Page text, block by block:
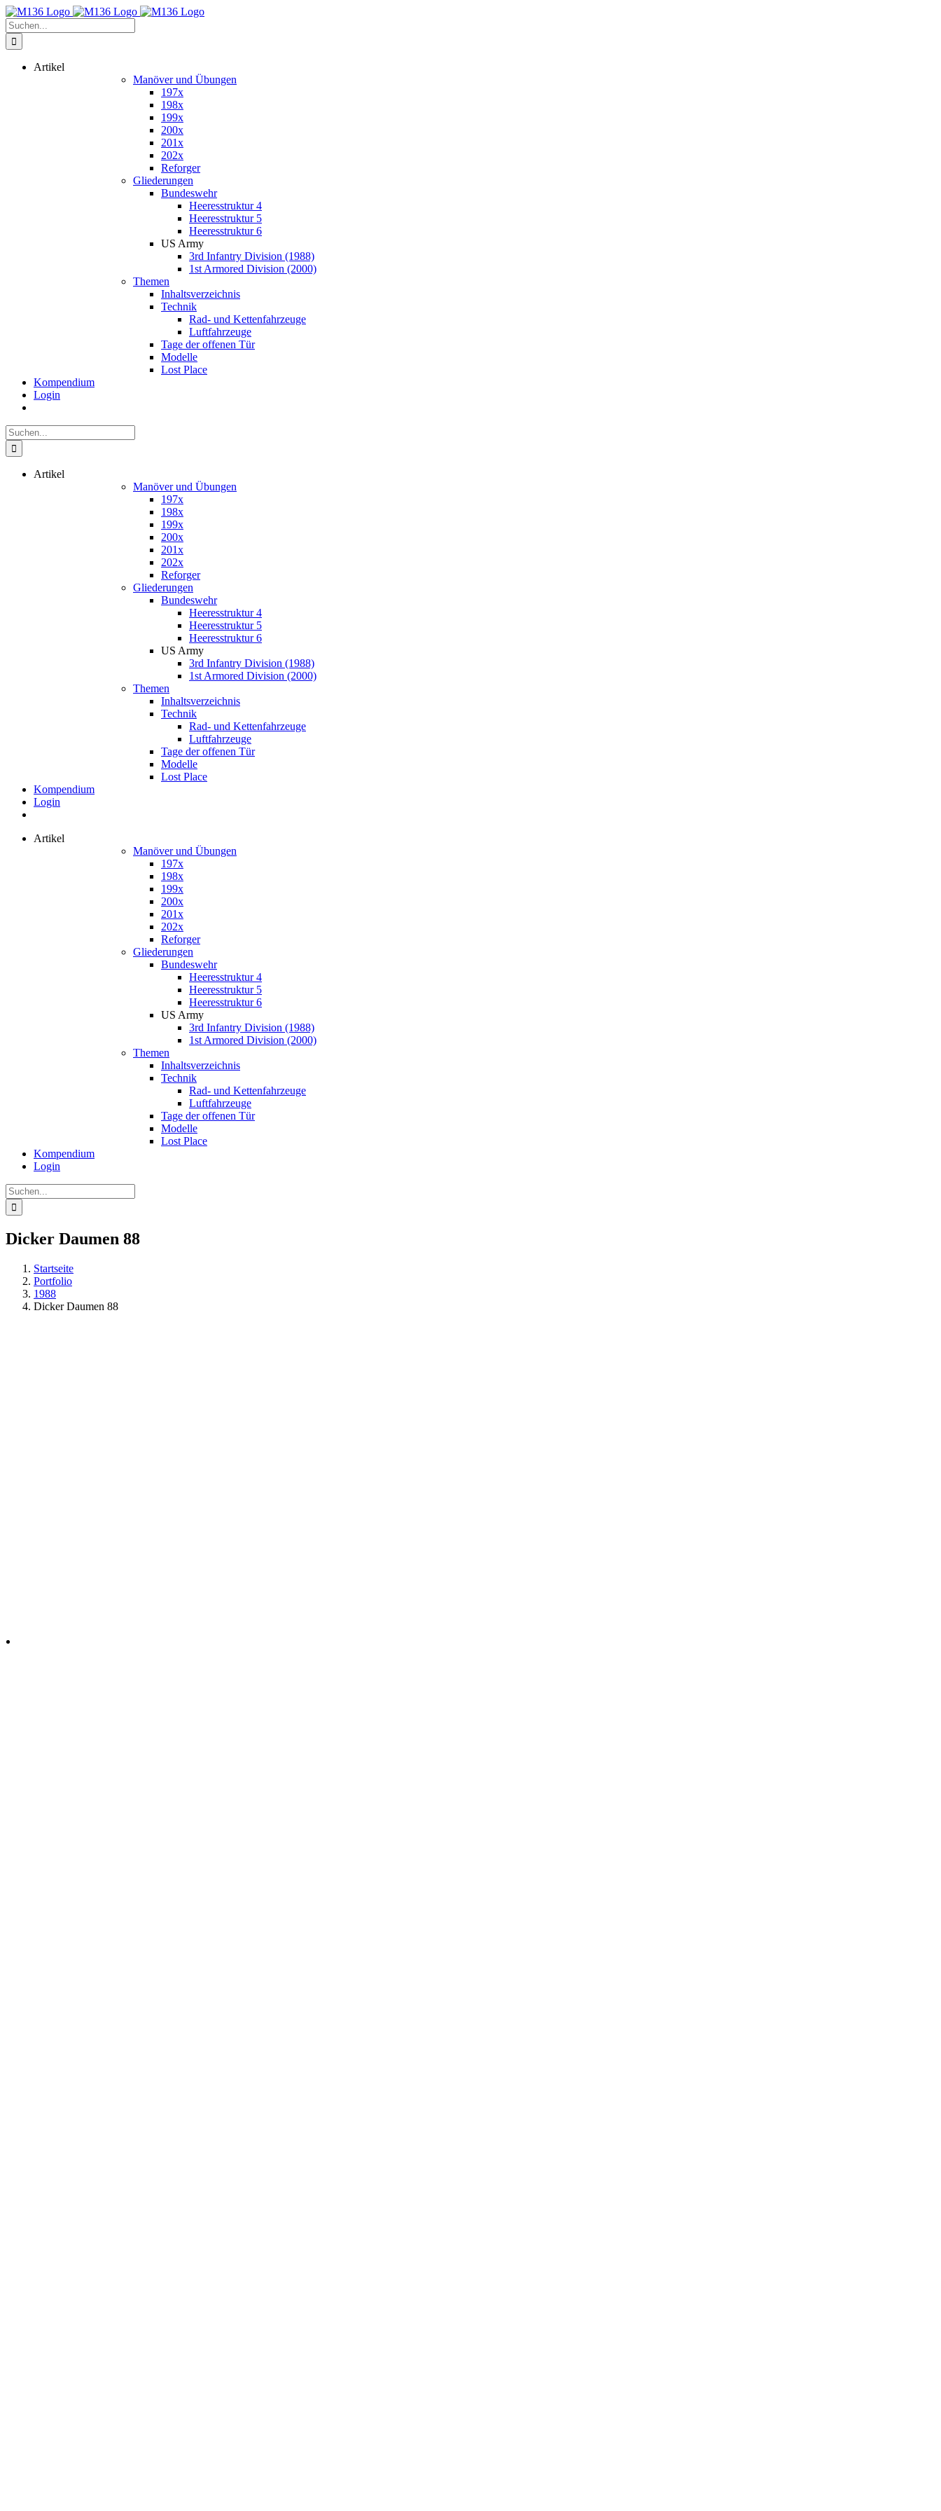
Zum
Inhalt
springen
Suche
nach:
Artikel
Manöver und Übungen
197x
198x
199x
200x
201x
202x
Reforger
Gliederungen
Bundeswehr
Heeresstruktur 4
Heeresstruktur 5
Heeresstruktur 6
US Army
3rd Infantry Division (1988)
1st Armored Division (2000)
Themen
Inhaltsverzeichnis
Technik
Rad- und Kettenfahrzeuge
Luftfahrzeuge
Tage der offenen Tür
Modelle
Lost Place
Kompendium
Login
Suche
nach:
Artikel
Manöver und Übungen
197x
198x
199x
200x
201x
202x
Reforger
Gliederungen
Bundeswehr
Heeresstruktur 4
Heeresstruktur 5
Heeresstruktur 6
US Army
3rd Infantry Division (1988)
1st Armored Division (2000)
Themen
Inhaltsverzeichnis
Technik
Rad- und Kettenfahrzeuge
Luftfahrzeuge
Tage der offenen Tür
Modelle
Lost Place
Kompendium
Login
Artikel
Manöver und Übungen
197x
198x
199x
200x
201x
202x
Reforger
Gliederungen
Bundeswehr
Heeresstruktur 4
Heeresstruktur 5
Heeresstruktur 6
US Army
3rd Infantry Division (1988)
1st Armored Division (2000)
Themen
Inhaltsverzeichnis
Technik
Rad- und Kettenfahrzeuge
Luftfahrzeuge
Tage der offenen Tür
Modelle
Lost Place
Kompendium
Login
Suche
nach:
Dicker Daumen 88
Startseite
Portfolio
1988
Dicker Daumen 88